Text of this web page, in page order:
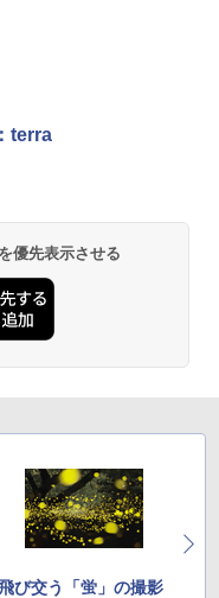
terra
優先表示させる
び交う「蛍」の撮影